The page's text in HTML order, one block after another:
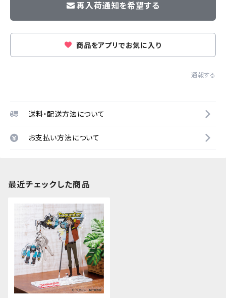
再入荷通知を希望する
商品をアプリでお気に入り
通報する
送料・配送方法について
お支払い方法について
最近チェックした商品